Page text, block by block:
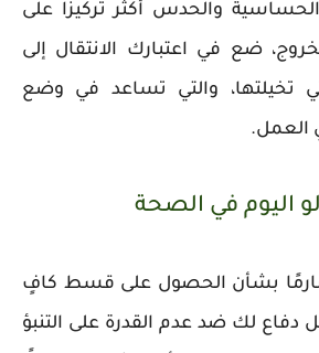
والحدس أكثر تركيزًا على
ضع في اعتبارك الانتقال إلى
تخيلتها، والتي تساعد في وضع
العمل.
اليوم في الصحة
بشأن الحصول على قسط كافٍ
دفاع لك ضد عدم القدرة على التنبؤ